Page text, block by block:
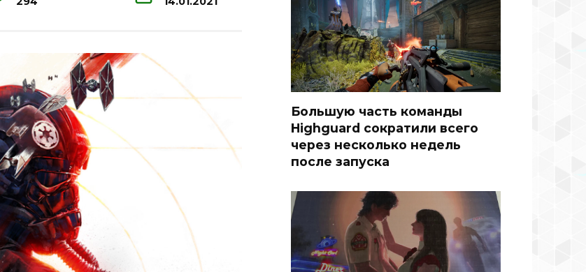
Большую часть команды
Highguard сократили всего
через несколько недель
после запуска